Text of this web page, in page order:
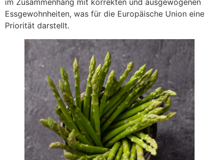
im Zusammenhang mit korrekten und ausgewogenen
Essgewohnheiten, was für die Europäische Union eine
Priorität darstellt.